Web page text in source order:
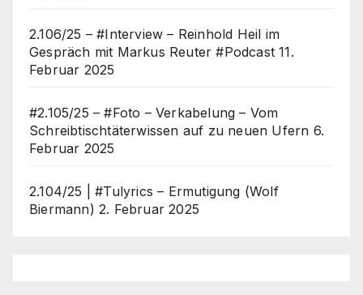
2.106/25 – #Interview – Reinhold Heil im
Gespräch mit Markus Reuter #Podcast 11.
Februar 2025
#2.105/25 – #Foto – Verkabelung – Vom
Schreibtischtäterwissen auf zu neuen Ufern 6.
Februar 2025
2.104/25 | #Tulyrics – Ermutigung (Wolf
Biermann) 2. Februar 2025